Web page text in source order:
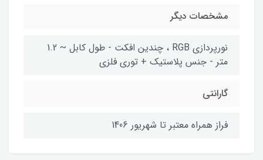
مشخصات دیگر
نورپردازی RGB ، چندین افکت - طول کابل ~ 1.2
متر - جنس پلاستیک + توری فلزی
گارانتی
فراز همراه معتبر تا شهریور 1406